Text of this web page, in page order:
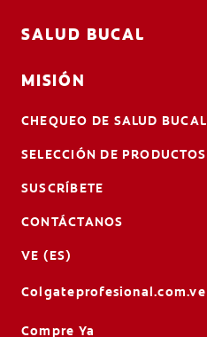
SALUD BUCAL
MISIÓN
CHEQUEO DE SALUD BUCAL
SELECCIÓN DE PRODUCTOS
SUSCRÍBETE
CONTÁCTANOS
VE (ES)
Colgateprofesional.com.ve
Compre Ya